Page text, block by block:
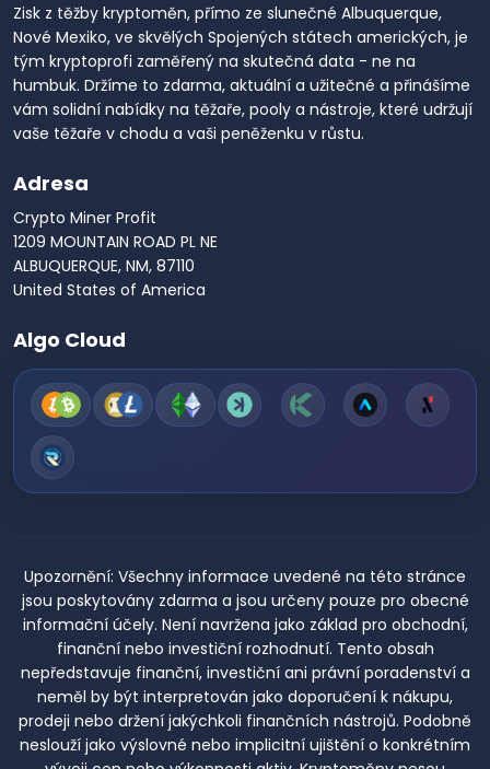
Zisk z těžby kryptoměn, přímo ze slunečné Albuquerque,
Nové Mexiko, ve skvělých Spojených státech amerických, je
tým kryptoprofi zaměřený na skutečná data - ne na
humbuk. Držíme to zdarma, aktuální a užitečné a přinášíme
vám solidní nabídky na těžaře, pooly a nástroje, které udržují
vaše těžaře v chodu a vaši peněženku v růstu.
Adresa
Crypto Miner Profit
1209 MOUNTAIN ROAD PL NE
ALBUQUERQUE, NM, 87110
United States of America
Algo Cloud
Upozornění: Všechny informace uvedené na této stránce
jsou poskytovány zdarma a jsou určeny pouze pro obecné
informační účely. Není navržena jako základ pro obchodní,
finanční nebo investiční rozhodnutí. Tento obsah
nepředstavuje finanční, investiční ani právní poradenství a
neměl by být interpretován jako doporučení k nákupu,
prodeji nebo držení jakýchkoli finančních nástrojů. Podobně
neslouží jako výslovné nebo implicitní ujištění o konkrétním